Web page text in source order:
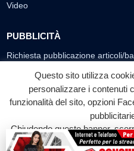
Video
PUBBLICITÀ
Richiesta pubblicazione articoli/
SEGUICI SUI SOCIAL
f
Facebook
Questo sito utilizza
personalizzare i contenuti
funzionalità del sito, opzioni
Chiudendo questo banner,
su qualunque suo elemento